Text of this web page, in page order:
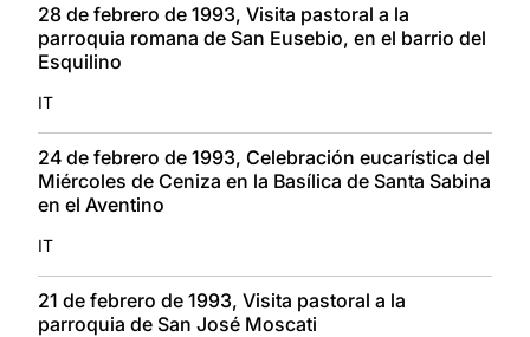
28 de febrero de 1993, Visita pastoral a la
parroquia romana de San Eusebio, en el barrio del
Esquilino
IT
24 de febrero de 1993, Celebración eucarística del
Miércoles de Ceniza en la Basílica de Santa Sabina
en el Aventino
IT
21 de febrero de 1993, Visita pastoral a la
parroquia de San José Moscati